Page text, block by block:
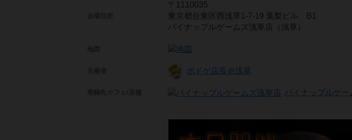
〒1110035
東京都台東区西浅草1-7-19 葉梨ビル B1
パイナップルゲームズ浅草店（浅草）
ボドゲ店長＠浅草
パイナップルゲー